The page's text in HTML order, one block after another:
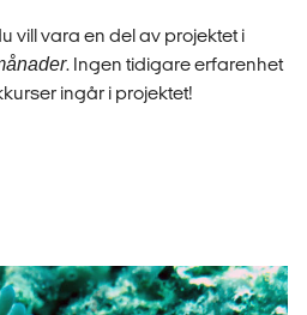
vill vara en del av projektet i
. Ingen tidigare erfarenhet
ingår i projektet!